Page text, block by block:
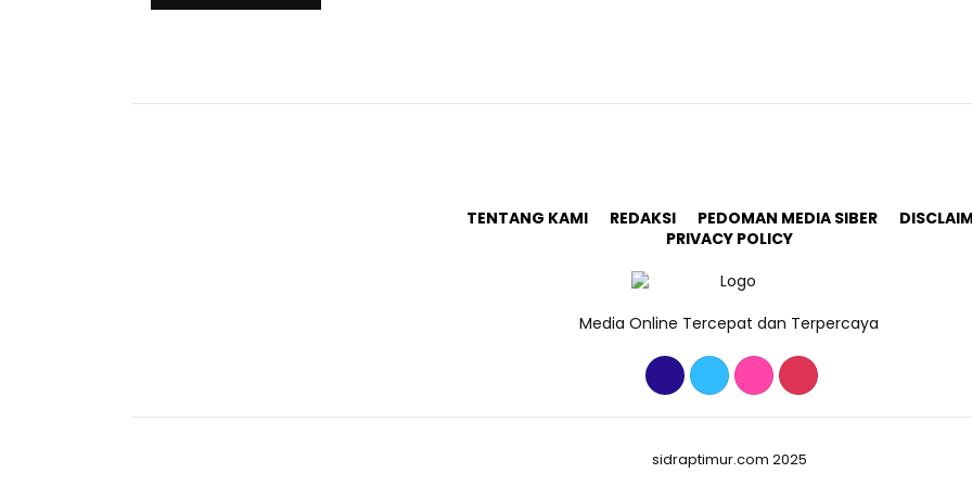
TENTANG KAMI REDAKSI PEDOMAN MEDIA SIBER
PRIVACY POLICY
Media Online Tercepat dan Terpercaya
sidraptimur.com 2025